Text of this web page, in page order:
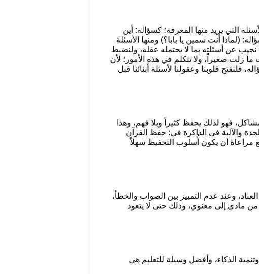
التي يريد منها المعرفة؛ كسؤاله: أين
(لماذا أنت سمين يا بابا؟) ومنها الأسئلة
عن أسئلته بما لا يحتمله عقله، ولنضبط
ما زلت صغيراً، ولا تتكلم في هذه الأمور؛ لأن
قلوبنا وعقولنا لأسئلة أبنائنا قبل
فهو لذلك يحفظ كثيراً وبلا فهم، وهذا
والآلية في الذاكرة في: حفظ القرآن
مراعاة أن يكون أُسلوب التحفيظ سهلاً
وعند عدم التمييز بين الصواب والخطأ،
من مادي إلى معنوي، وذلك حتى لا يتعود
الذكاء، وأفضل وسيلة للتعليم هي